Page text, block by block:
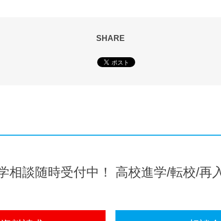
SHARE
相談随時受付中！ 高校進学/転校/再